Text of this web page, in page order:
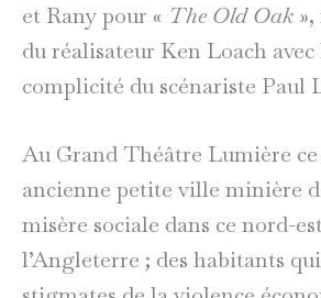
et Rany pour « The Old Oak
du réalisateur Ken Loach avec
complicité du scénariste Paul
Au Grand Théâtre Lumière
ancienne petite ville minière
misère sociale dans ce nord-
l’Angleterre ; des habitants